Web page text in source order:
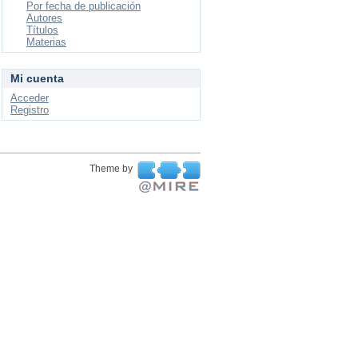
Por fecha de publicación
Autores
Títulos
Materias
Mi cuenta
Acceder
Registro
Theme by